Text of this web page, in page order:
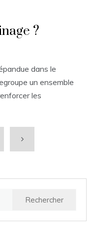
?
dans le
un ensemble
les